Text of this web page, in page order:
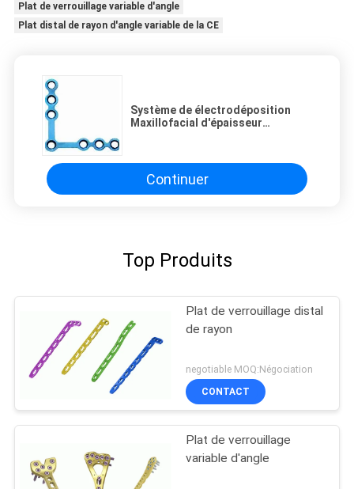
Plat de verrouillage variable d'angle
Plat distal de rayon d'angle variable de la CE
Système de électrodéposition
Maxillofacial d'épaisseur
Continuer
Top Produits
Plat de verrouillage distal
de rayon
negotiable MOQ:Négociation
CONTACT
Plat de verrouillage
variable d'angle